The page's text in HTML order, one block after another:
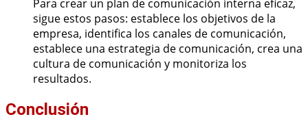
Para crear un plan de comunicación interna eficaz,
sigue estos pasos: establece los objetivos de la
empresa, identifica los canales de comunicación,
establece una estrategia de comunicación, crea una
cultura de comunicación y monitoriza los
resultados.
Conclusión